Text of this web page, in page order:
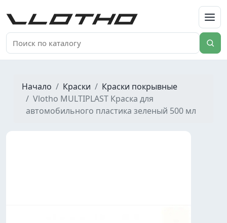
VLOTHO
Начало Краски
Краски покрывные
Vlotho MULTIPLAST Краска для
автомобильного пластика зеленый 500 мл